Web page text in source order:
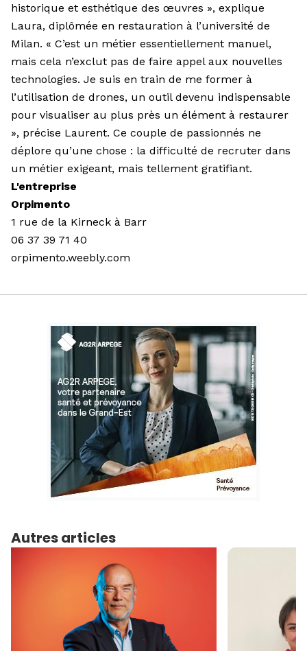
historique et esthétique des œuvres », explique
Laura, diplômée en restauration à l’université de
Milan. « C’est un métier essentiellement manuel,
mais cela n’exclut pas de faire appel aux nouvelles
technologies. Je suis en train de me former à
l’utilisation de drones, un outil devenu indispensable
pour visualiser au plus près un élément à restaurer
», précise Laurent. Ce couple de passionnés ne
déplore qu’une chose : la difficulté de recruter dans
un métier exigeant, mais tellement gratifiant.
L'entreprise
Orpimento
1 rue de la Kirneck à Barr
06 37 39 71 40
orpimento.weebly.com
Autres articles